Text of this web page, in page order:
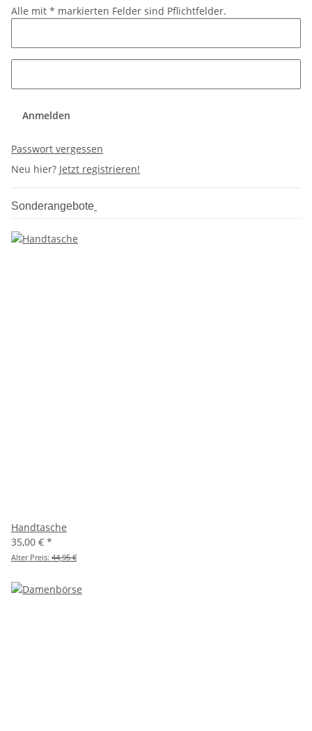
Alle mit * markierten Felder sind Pflichtfelder.
Anmelden
Passwort vergessen
Neu hier? Jetzt registrieren!
Sonderangebote
Handtasche
35,00 € *
Alter Preis: 44,95 €